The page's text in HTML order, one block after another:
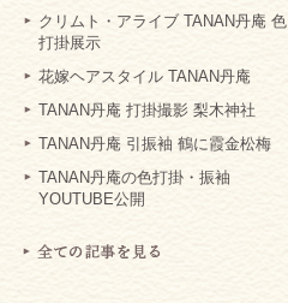
クリムト・アライブ TANAN丹庵 色
打掛展示
花嫁ヘアスタイル TANAN丹庵
TANAN丹庵 打掛撮影 梨木神社
TANAN丹庵 引振袖 鶴に霞金松梅
TANAN丹庵の色打掛・振袖
YOUTUBE公開